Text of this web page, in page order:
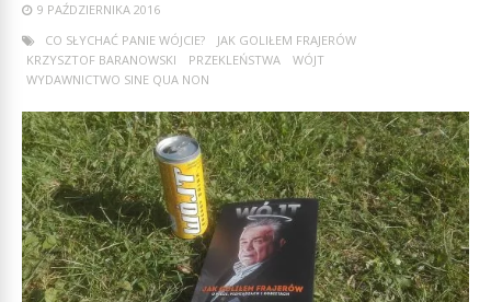
9 PAŹDZIERNIKA 2016
CO SŁYCHAĆ PANIE WÓJCIE?
JAK GOLIŁEM FRAJERÓW
KRZYSZTOF BARANOWSKI
PRZEKLEŃSTWA
WÓJT
WYDAWNICTWO SINE QUA NON